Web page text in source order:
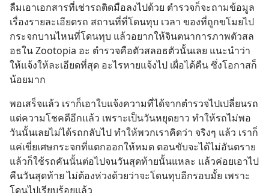
ลืมเอาเอกสารที่เช่ารถติดมือลงไปด้วย ตำรวจก็จะถามข้อมูล
เรื่องรายละเอียดรถ สถานที่ที่โดนทุบ เวลา ของที่ถูกขโมยไป
กระจกบานไหนที่โดนทุบ แล้วอยากให้จินตนาการภาพตัวสล
อธใน Zootopia อะ ตำรวจคือตัวสลอธตัวนั้นเลย แนะนำว่า
ให้แจ้งให้ละเอียดที่สุด อะไรหายแจ้งไป เผื่อได้คืน ซึ่งโอกาสก็
น้อยมาก
พอเสร็จแล้ว เราก็เอาใบแจ้งความที่ได้จากตำรวจไปเปลี่ยนรถ
แต่ความโชคดีอีกแล้ว เพราะเป็นวันหยุดยาว ทำให้รถไม่พอ
วันนั้นเลยไม่ได้รถกลับไป ทำให้พวกเราคิดว่า จริงๆ แล้ว เราก็
แค่เขี่ยเศษกระจกที่แตกออกให้หมด ตอนขับจะได้ไม่อันตราย
แล้วก็ใช้รถคันนั้นต่อไปจนวันสุดท้ายนั้นแหละ แล้วค่อยเอาไป
คืนวันสุดท้าย ไม่ต้องห่วงด้วยว่าจะโดนทุบอีกรอบมั้ย เพราะ
โดนไปเรียบร้อยแล้ว